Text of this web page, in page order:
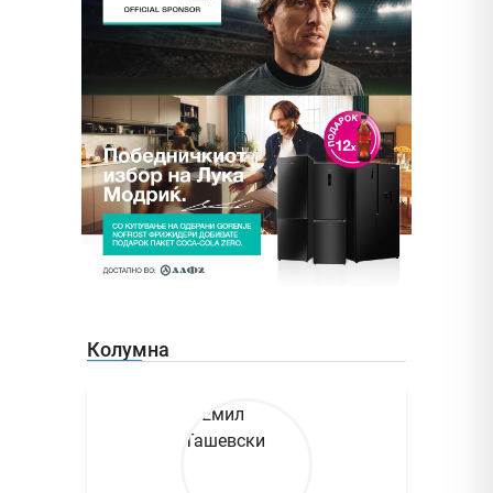
Колумна